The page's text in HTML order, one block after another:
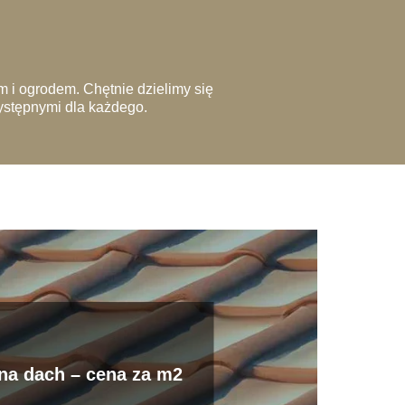
i ogrodem. Chętnie dzielimy się
dla każdego.
dach – cena za m2